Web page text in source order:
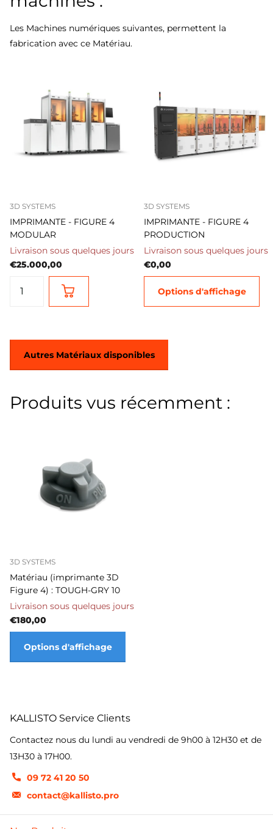
Pièces fonctionnelles résistantes pour :
- Tests de forme, d'ajustement et de fonctionnement
- Assemblages durables et encliquetages
- Panneaux, capots, boîtiers
Fabrication en petite série de pièces rigides
Biens de consommation
Les Machines numériques suivantes, permettent la
fabrication avec ce Matériau.
3D SYSTEMS
IMPRIMANTE - FIGURE 4
MODULAR
Livraison sous quelques jours
€25.000,00
3D SYSTEMS
IMPRIMANTE - FIGURE 4
PRODUCTION
Livraison sous quelques jours
€0,00
Options d'affichage
Autres Matériaux disponibles
Produits vus récemment :
3D SYSTEMS
Matériau (imprimante 3D
Figure 4) : TOUGH-GRY 10
Livraison sous quelques jours
€180,00
Options d'affichage
KALLISTO Service Clients
Contactez nous du lundi au vendredi de 9h00 à 12H30 et de
13H30 à 17H00.
09 72 41 20 50
contact@kallisto.pro